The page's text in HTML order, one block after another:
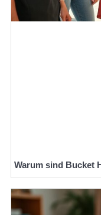
Warum sind Bucket